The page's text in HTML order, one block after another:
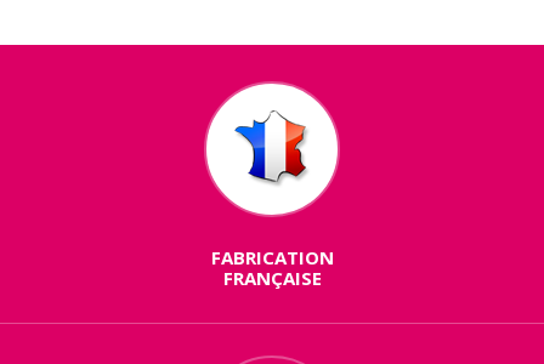
FABRICATION
FRANÇAISE